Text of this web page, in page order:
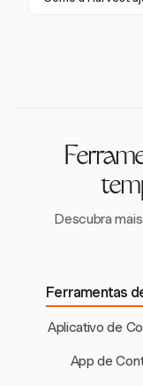
Descubra
Ferramentas
Aplicativo de
App de